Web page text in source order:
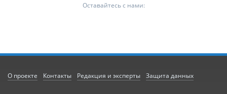
Оставайтесь с нами:
О проекте Контакты Редакция и эксперты Защита данных